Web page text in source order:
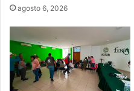
agosto 6, 2026